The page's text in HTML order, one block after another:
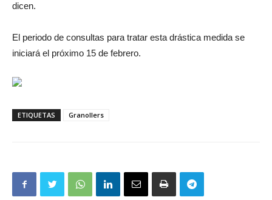
dicen.
El periodo de consultas para tratar esta drástica medida se
iniciará el próximo 15 de febrero.
ETIQUETAS Granollers